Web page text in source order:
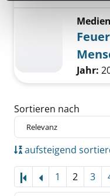
Suche
Jahr:
Zu den Suchfiltern
Sortieren nach
aufsteigend
1 2 3